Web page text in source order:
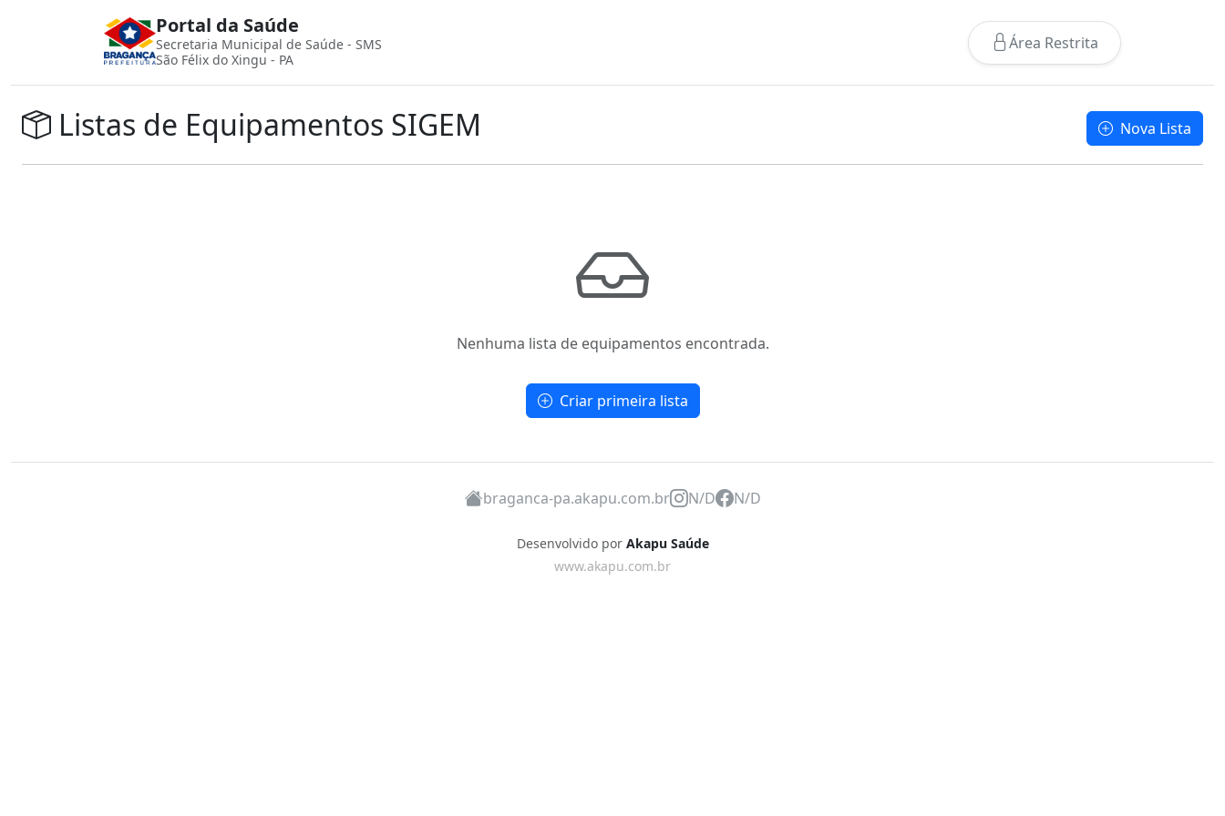
Portal da Saúde
Secretaria Municipal de Saúde - SMS
São Félix do Xingu - PA
Área Restrita
Listas de Equipamentos SIGEM Nova Lista
Nenhuma lista de equipamentos encontrada.
Criar primeira lista
braganca-pa.akapu.com.br N/D N/D
Desenvolvido por Akapu Saúde
www.akapu.com.br